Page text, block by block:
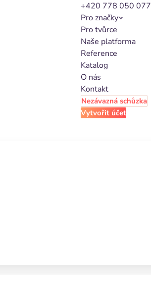
+420 778 050 077
Pro značky
Pro tvůrce
Naše platforma
Reference
Katalog
O nás
Kontakt
Nezávazná schůzka
Vytvořit účet
řízení a optimalizaci.